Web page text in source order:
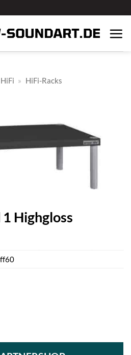
HiFi » HiFi-Racks
Highgloss